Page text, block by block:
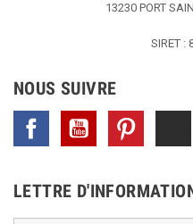
13230 PORT
SIRET :
NOUS SUIVRE
Facebook YouTube
LETTRE